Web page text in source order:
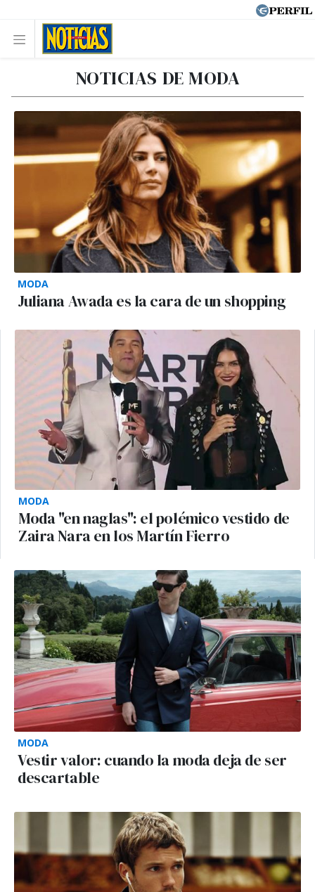
NOTICIAS DE MODA
MODA
Juliana Awada es la cara de un shopping
MODA
Moda "en naglas": el polémico vestido de
Zaira Nara en los Martín Fierro
MODA
Vestir valor: cuando la moda deja de ser
descartable